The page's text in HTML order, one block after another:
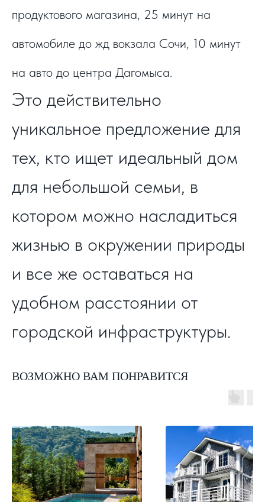
продуктового магазина, 25 минут на
автомобиле до жд вокзала Сочи, 10 минут
на авто до центра Дагомыса.
Это действительно
уникальное предложение для
тех, кто ищет идеальный дом
для небольшой семьи, в
котором можно насладиться
жизнью в окружении природы
и все же оставаться на
удобном расстоянии от
городской инфраструктуры.
ВОЗМОЖНО ВАМ ПОНРАВИТСЯ